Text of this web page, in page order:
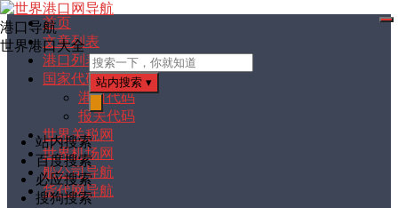
首页
文章列表
港口列表
国家代码
港口代码
报关代码
世界关税网
世界机场网
船公司导航
货代网导航
港口导航
世界港口大全
站内搜索 ▾
站内搜索
百度搜索
必应搜索
搜狗搜索
搜
索
打